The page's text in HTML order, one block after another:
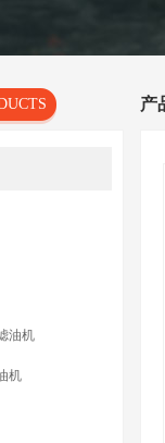
油机
机
产